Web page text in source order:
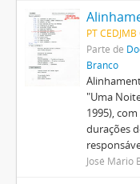
PT
Parte de
Branco
"Uma
1995),
durações
José Mário